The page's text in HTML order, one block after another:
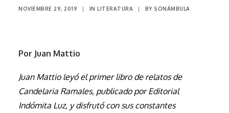
NOVIEMBRE 29, 2019 | IN LITERATURA | BY SONÁMBULA
Por Juan Mattio
Juan Mattio leyó el primer libro de relatos de
Candelaria Ramales, publicado por Editorial
Indómita Luz, y disfrutó con sus constantes